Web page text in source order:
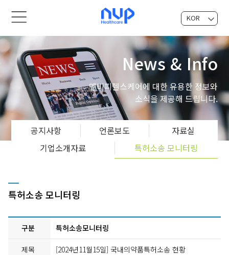
KOR
News & Info
엔비피헬스케어에 대한 유용한 정보와
소식을 제공해 드립니다.
공지사항 언론보도
자료실
기업소개자료
특허소송 모니터링
특허소송 모니터링
구분 특허소송모니터링
제목 [2024년11월15일] 국내의약품특허소송 현황